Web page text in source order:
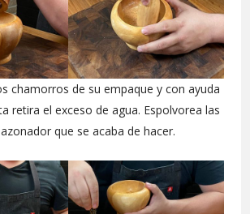
chamorros de su empaque y con ayuda
retira el exceso de agua. Espolvorea las
que se acaba de hacer.